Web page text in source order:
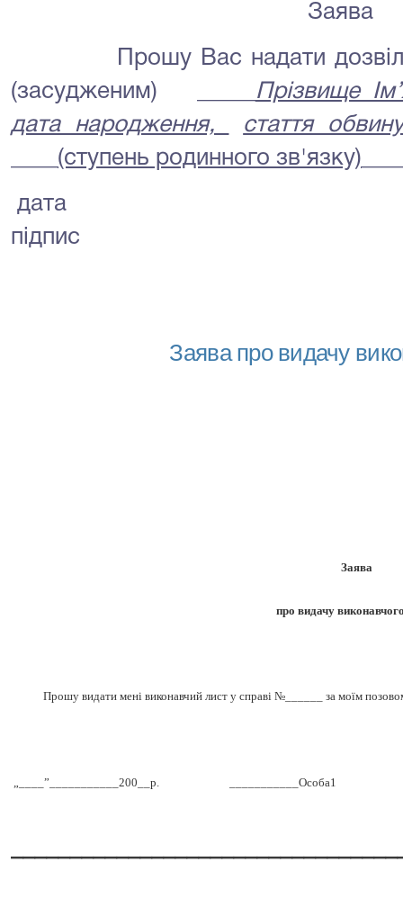
Заява
Прошу Вас надати дозвіл на
(засудженим)
Прізвище
дата народження,
стаття
(ступень родинного зв'язку)
дата
підпис
Заява про видачу
Заява
про видачу
Прошу видати мені виконавчий лист у справі №______ за моїм
„____”___________200__р. ___________Особа1